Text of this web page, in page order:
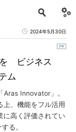
2024年5月30日
を ビジネス
ム
Innovator」。
上、機能をフル活用
に高く評価されてい
る。